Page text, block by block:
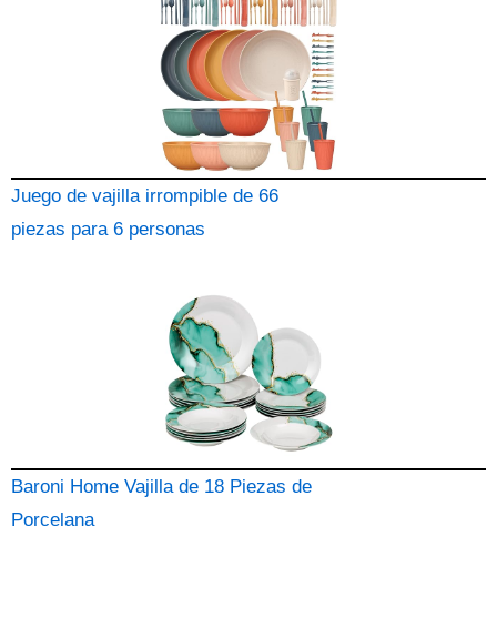
Juego de vajilla irrompible de 66
piezas para 6 personas
Baroni Home Vajilla de 18 Piezas de
Porcelana